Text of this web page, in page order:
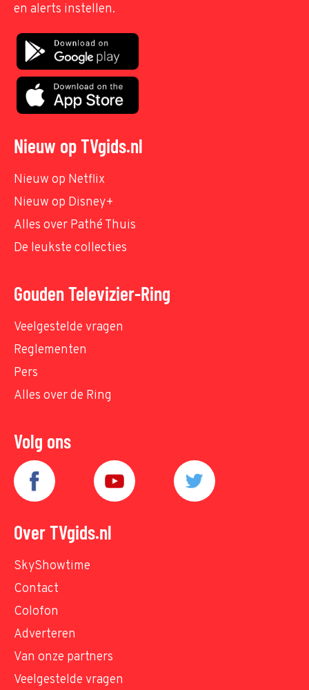
en alerts instellen.
Nieuw op TVgids.nl
Nieuw op Netflix
Nieuw op Disney+
Alles over Pathé Thuis
De leukste collecties
Gouden Televizier-Ring
Veelgestelde vragen
Reglementen
Pers
Alles over de Ring
Volg ons
Over TVgids.nl
SkyShowtime
Contact
Colofon
Adverteren
Van onze partners
Veelgestelde vragen